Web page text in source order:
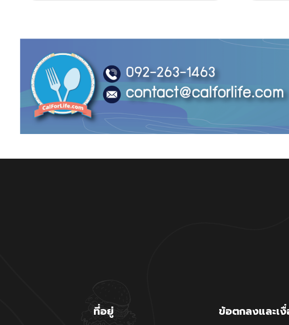
ที่อยู่ ข้อตกลงและเงื่